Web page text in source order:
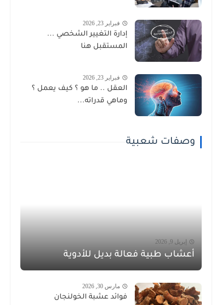
فبراير 23, 2026
إدارة التغيير الشخصي ...
المستقبل هنا
فبراير 23, 2026
العقل .. ما هو ؟ كيف يعمل ؟
وماهي قدراته...
وصفات شعبية
إبريل 9, 2026
أعشاب طبية فعالة بديل للأدوية
مارس 30, 2026
فوائد عشبة الخولنجان